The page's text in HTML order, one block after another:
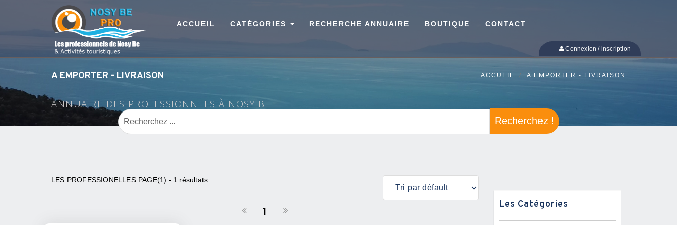
ACCUEIL CATÉGORIES RECHERCHE ANNUAIRE BOUTIQUE CONTACT
Connexion / inscription
A EMPORTER - LIVRAISON
ANNUAIRE DES PROFESSIONNELS À NOSY BE
ACCUEIL A EMPORTER - LIVRAISON
Recherchez !
LES PROFESSIONELLES PAGE(1) - 1 résultats
1
Les Catégories